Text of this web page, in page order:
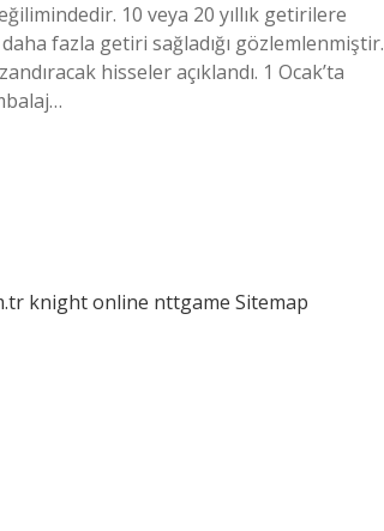
10 veya 20 yıllık getirilere
fazla getiri sağladığı gözlemlenmiştir.
hisseler açıklandı. 1 Ocak’ta
knight online nttgame Sitemap